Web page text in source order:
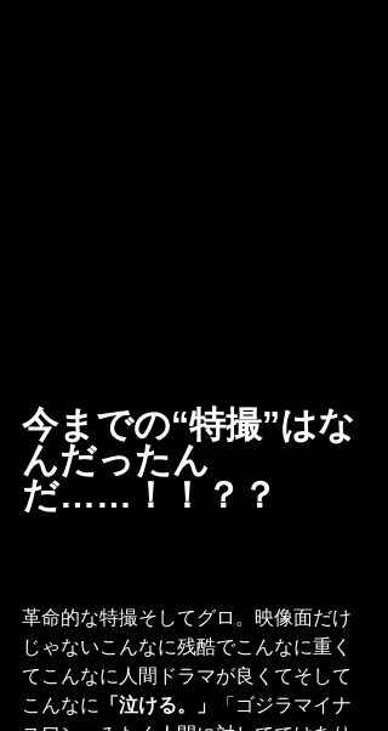
今までの“特撮”はな
んだったん
だ……！！？？
革命的な特撮そしてグロ。映像面だけ
じゃないこんなに残酷でこんなに重く
てこんなに人間ドラマが良くてそして
こんなに
「泣ける。」
「ゴジラマイナ